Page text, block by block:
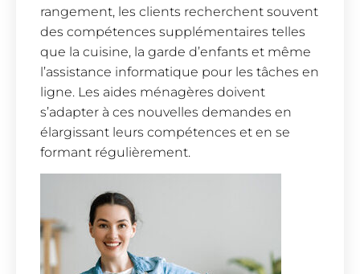
rangement, les clients recherchent souvent
des compétences supplémentaires telles
que la cuisine, la garde d’enfants et même
l’assistance informatique pour les tâches en
ligne. Les aides ménagères doivent
s’adapter à ces nouvelles demandes en
élargissant leurs compétences et en se
formant régulièrement.